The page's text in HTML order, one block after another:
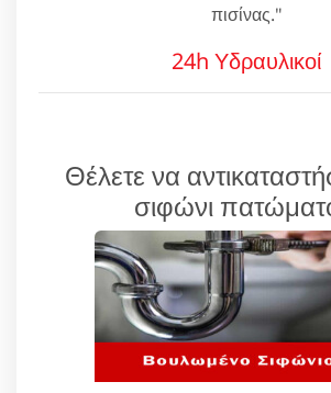
πισίνας."
24h Υδραυλικοί
Θέλετε να
σιφώνι